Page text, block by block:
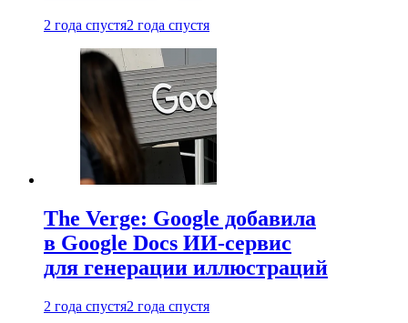
2 года спустя2 года спустя
The Verge: Google добавила
в Google Docs ИИ-сервис
для генерации иллюстраций
2 года спустя2 года спустя